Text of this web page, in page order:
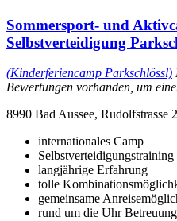
Sommersport- und
Selbstverteidigung
(Kinderferiencamp Parkschlössl)
Bewertungen vorhanden, um
8990 Bad Aussee, Rudolfstrasse
internationales Camp
Selbstverteidigungstraining
langjährige Erfahrung
tolle
gemeinsame
rund um die Uhr Betreuung